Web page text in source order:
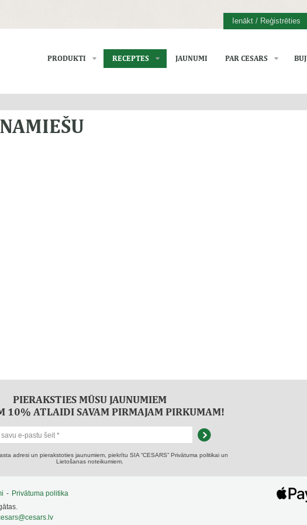
Ienākt / Reģistrēties
PRODUKTI RECEPTES JAUNUMI PAR CESARS BUJ
PIERAKSTIES MŪSU JAUNUMIEM
10% ATLAIDI SAVAM PIRMAJAM PIRKUMAM!
adresi un pierakstoties jaunumiem, piekrītu SIA “CESARS” Privātuma politikai un
Lietošanas noteikumiem.
- Privātuma politika